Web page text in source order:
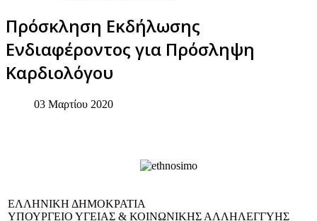
Πρόσκληση Εκδήλωσης
Ενδιαφέροντος για Πρόσληψη
Καρδιολόγου
03 Μαρτίου 2020
EΛΛΗΝΙΚΗ ΔΗΜΟΚΡΑΤΙΑ
ΥΠΟΥΡΓΕΙΟ ΥΓΕΙΑΣ & ΚΟΙΝΩΝΙΚΗΣ ΑΛΛΗΛΕΓΓΥΗΣ